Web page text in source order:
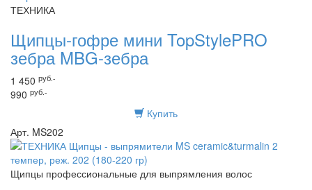
ТЕХНИКА
Щипцы-гофре мини TopStylePRO
зебра MBG-зебра
1 450 руб.-
990 руб.-
Купить
Арт. MS202
Щипцы профессиональные для выпрямления волос